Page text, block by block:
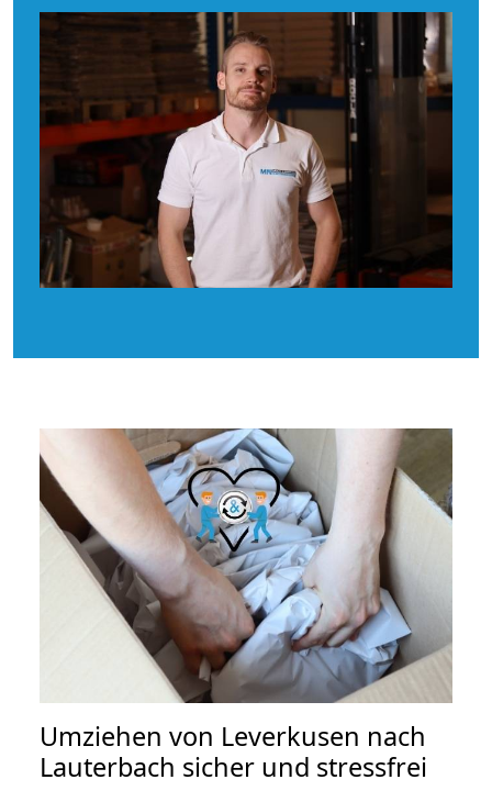
Umziehen von Leverkusen nach
Lauterbach sicher und stressfrei